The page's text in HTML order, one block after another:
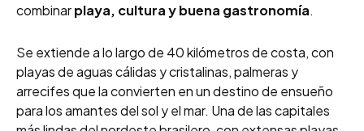
combinarplaya, cultura y buena gastronomía.
Se extiende a lo largo de 40 kilómetros de costa, con
playas de aguas cálidas y cristalinas, palmeras y
arrecifes que la convierten en un destino de ensueño
para los amantes del sol y el mar. Una de las capitales